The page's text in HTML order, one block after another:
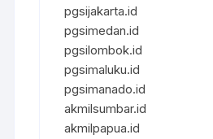
pgsijakarta.id
pgsimedan.id
pgsilombok.id
pgsimaluku.id
pgsimanado.id
akmilsumbar.id
akmilpapua.id